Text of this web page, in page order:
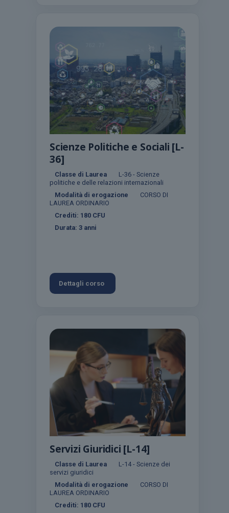
Scienze Politiche e Sociali [L-
36]
Classe di Laurea
L-36 - Scienze
politiche e delle relazioni internazionali
Modalità di erogazione
CORSO DI
LAUREA ORDINARIO
Crediti: 180 CFU
Durata: 3 anni
Dettagli corso
Servizi Giuridici [L-14]
Classe di Laurea
L-14 - Scienze dei
servizi giuridici
Modalità di erogazione
CORSO DI
LAUREA ORDINARIO
Crediti: 180 CFU